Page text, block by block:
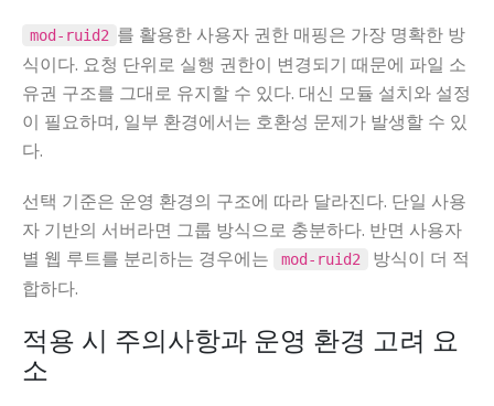
mod-ruid2 를 활용한 사용자 권한 매핑은 가장 명확한 방
식이다. 요청 단위로 실행 권한이 변경되기 때문에 파일 소
유권 구조를 그대로 유지할 수 있다. 대신 모듈 설치와 설정
이 필요하며, 일부 환경에서는 호환성 문제가 발생할 수 있
다.
선택 기준은 운영 환경의 구조에 따라 달라진다. 단일 사용
자 기반의 서버라면 그룹 방식으로 충분하다. 반면 사용자
별 웹 루트를 분리하는 경우에는
mod-ruid2
방식이 더 적
합하다.
적용 시 주의사항과 운영 환경 고려 요
소